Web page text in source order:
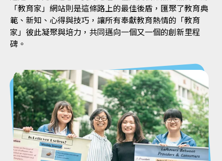
「教育家」網站則是這條路上的最佳後盾，匯聚了教育典
範、新知、心得與技巧，讓所有奉獻教育熱情的「教育
家」彼此凝聚與培力，共同邁向一個又一個的創新里程
碑。